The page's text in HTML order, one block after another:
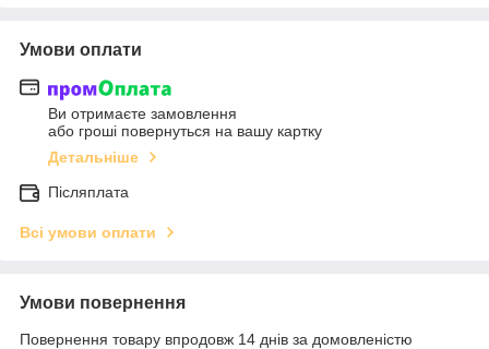
Умови оплати
Ви отримаєте замовлення
або гроші повернуться на вашу картку
Детальніше
Післяплата
Всі умови оплати
Умови повернення
Повернення товару впродовж 14 днів за домовленістю